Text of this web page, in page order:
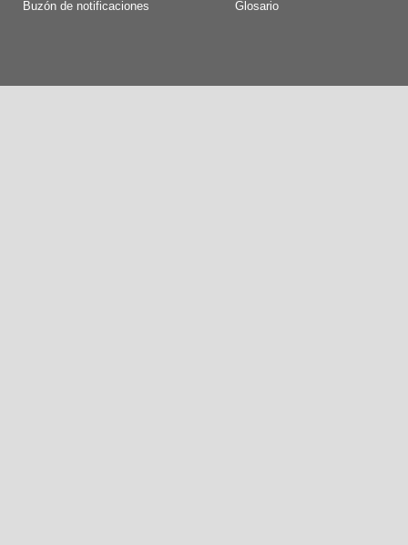
Buzón de notificaciones
Glosario